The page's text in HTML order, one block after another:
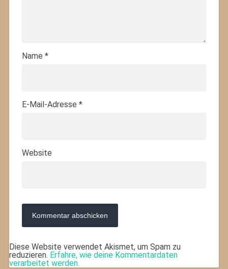
Name *
E-Mail-Adresse *
Website
Diese Website verwendet Akismet, um Spam zu
reduzieren. Erfahre, wie deine Kommentardaten
verarbeitet werden.